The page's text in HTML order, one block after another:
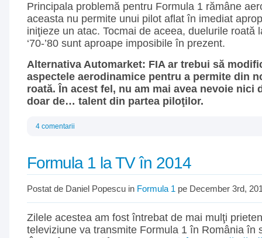
Principala problemă pentru Formula 1 rămâne
aceasta nu permite unui pilot aflat în imediat
iniţieze un atac. Tocmai de aceea, duelurile roată
‘70-’80 sunt aproape imposibile în prezent.
Alternativa Automarket: FIA ar trebui să
aspectele aerodinamice pentru a permite din
roată. În acest fel, nu am mai avea nevoie nici
doar de… talent din partea piloţilor.
4 comentarii
Formula 1 la TV în 2014
Postat de Daniel Popescu in Formula 1 pe December 3rd,
Zilele acestea am fost întrebat de mai mulţi
televiziune va transmite Formula 1 în România în